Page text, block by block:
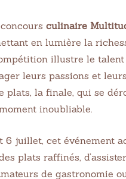
culinaire
en lumière la
illustre le talent
leurs passions et
plats, la finale, qui se
inoubliable.
6 juillet, cet événement
plats raffinés,
de gastronomie